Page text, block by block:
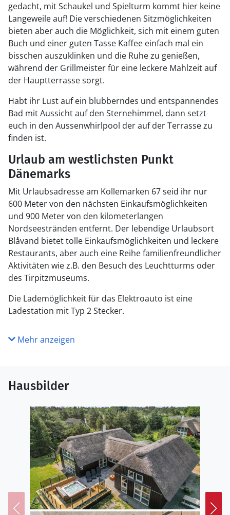
gedacht, mit Schaukel und Spielturm kommt hier keine
Langeweile auf! Die verschiedenen Sitzmöglichkeiten
bieten aber auch die Möglichkeit, sich mit einem guten
Buch und einer guten Tasse Kaffee einfach mal ein
bisschen auszuklinken und die Ruhe zu genießen,
während der Grillmeister für eine leckere Mahlzeit auf
der Hauptterrasse sorgt.
Habt ihr Lust auf ein blubberndes und entspannendes
Bad mit Aussicht auf den Sternehimmel, dann setzt
euch in den Aussenwhirlpool der auf der Terrasse zu
finden ist.
Urlaub am westlichsten Punkt
Dänemarks
Mit Urlaubsadresse am Kollemarken 67 seid ihr nur
600 Meter von den nächsten Einkaufsmöglichkeiten
und 900 Meter von den kilometerlangen
Nordseestränden entfernt. Der lebendige Urlaubsort
Blåvand bietet tolle Einkaufsmöglichkeiten und leckere
Restaurants, aber auch eine Reihe familienfreundlicher
Aktivitäten wie z.B. den Besuch des Leuchtturms oder
des Tirpitzmuseums.
Die Lademöglichkeit für das Elektroauto ist eine
Ladestation mit Typ 2 Stecker.
Mehr anzeigen
Hausbilder